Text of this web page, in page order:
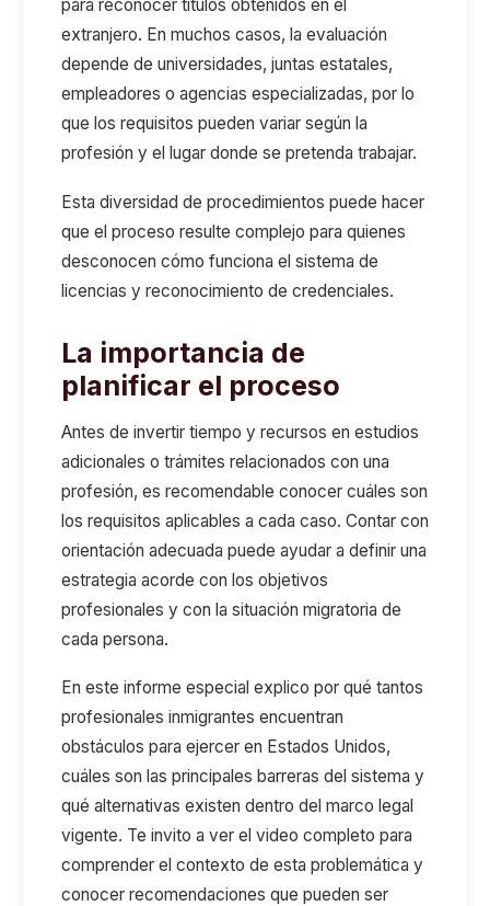
para reconocer títulos obtenidos en el
extranjero. En muchos casos, la evaluación
depende de universidades, juntas estatales,
empleadores o agencias especializadas, por lo
que los requisitos pueden variar según la
profesión y el lugar donde se pretenda trabajar.
Esta diversidad de procedimientos puede hacer
que el proceso resulte complejo para quienes
desconocen cómo funciona el sistema de
licencias y reconocimiento de credenciales.
La importancia de
planificar el proceso
Antes de invertir tiempo y recursos en estudios
adicionales o trámites relacionados con una
profesión, es recomendable conocer cuáles son
los requisitos aplicables a cada caso. Contar con
orientación adecuada puede ayudar a definir una
estrategia acorde con los objetivos
profesionales y con la situación migratoria de
cada persona.
En este informe especial explico por qué tantos
profesionales inmigrantes encuentran
obstáculos para ejercer en Estados Unidos,
cuáles son las principales barreras del sistema y
qué alternativas existen dentro del marco legal
vigente. Te invito a ver el video completo para
comprender el contexto de esta problemática y
conocer recomendaciones que pueden ser